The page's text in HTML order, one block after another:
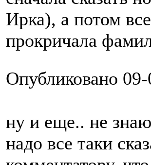
Ирка), а потом
прокричала
Опубликовано
ну и еще.. не
надо все таки